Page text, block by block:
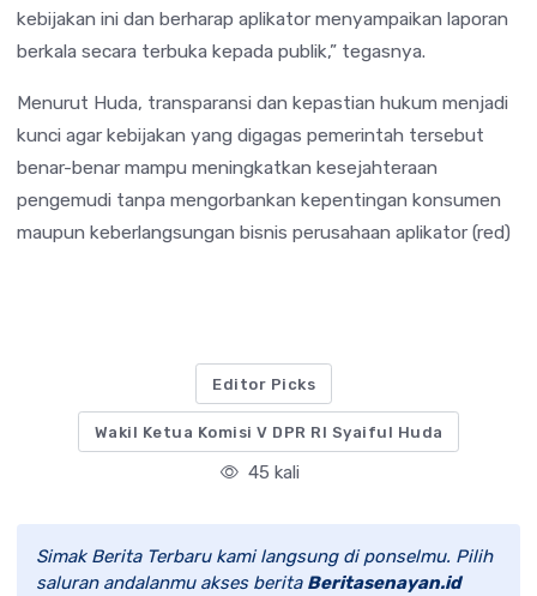
kebijakan ini dan berharap aplikator menyampaikan laporan
berkala secara terbuka kepada publik,” tegasnya.
Menurut Huda, transparansi dan kepastian hukum menjadi
kunci agar kebijakan yang digagas pemerintah tersebut
benar-benar mampu meningkatkan kesejahteraan
pengemudi tanpa mengorbankan kepentingan konsumen
maupun keberlangsungan bisnis perusahaan aplikator (red)
Editor Picks
Wakil Ketua Komisi V DPR RI Syaiful Huda
45 kali
Simak Berita Terbaru kami langsung di ponselmu. Pilih
saluran andalanmu akses berita Beritasenayan.id